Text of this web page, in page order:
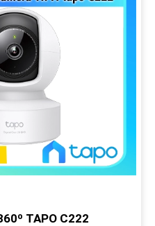
TAPO C222